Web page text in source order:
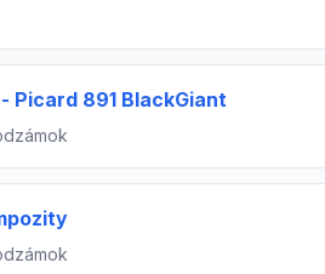
Picard 891 BlackGiant